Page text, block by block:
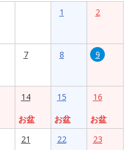
1 2
7 8 9
14
お盆
15
お盆
16
お盆
21 22 23